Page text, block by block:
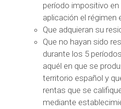
período impositivo
aplicación el régimen
Que adquieran su
Que no hayan sido
durante los 5
aquél en que se
territorio español y
rentas que se
mediante